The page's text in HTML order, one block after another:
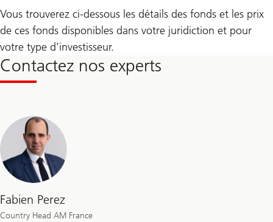
Vous trouverez ci-dessous les détails des fonds et les prix
de ces fonds disponibles dans votre juridiction et pour
votre type d’investisseur.
Contactez nos experts
Fabien Perez
Country Head AM France